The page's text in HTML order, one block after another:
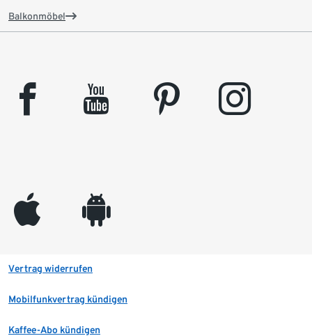
Balkonmöbel
facebook youtube pinterest instagram
appleinc android
Vertrag widerrufen
Mobilfunkvertrag kündigen
Kaffee-Abo kündigen